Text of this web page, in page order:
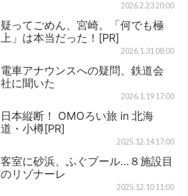
2026.2.23 20:00
疑ってごめん、宮崎。「何でも極
上」は本当だった！[PR]
2026.1.31 08:00
電車アナウンスへの疑問、鉄道会
社に聞いた
2026.1.19 17:00
日本縦断！ OMOろい旅 in 北海
道・小樽[PR]
2025.12.14 17:00
客室に砂浜、ふぐプール…８施設目
のリゾナーレ
2025.12.10 11:00